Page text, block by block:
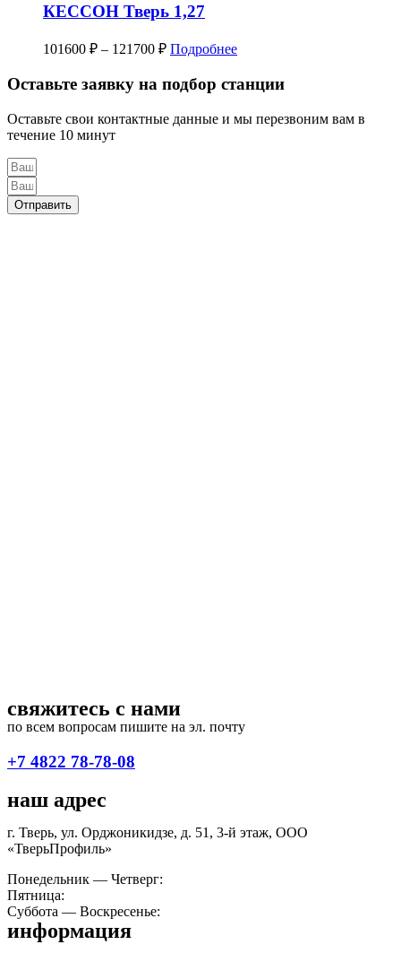
КЕССОН Тверь 1,27
101600 ₽ – 121700 ₽ Подробнее
Оставьте заявку на подбор станции
Оставьте свои контактные данные и мы перезвоним вам в
течение 10 минут
Отправить
свяжитесь с нами
по всем вопросам пишите на эл. почту
+7 4822 78-78-08
наш адрес
г. Тверь, ул. Орджоникидзе, д. 51, 3-й этаж, ООО
«ТверьПрофиль»
Понедельник — Четверг:
Пятница:
Суббота — Воскресенье:
информация